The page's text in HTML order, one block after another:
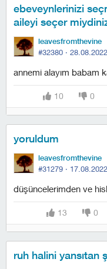
ebeveynlerinizi
aileyi seçer
leavesfromthevine
#32380 ·
annemi alayım babam
10 0
yoruldum
leavesfromthevine
#31279 ·
düşüncelerimden ve
13 0
ruh halini yansıtan